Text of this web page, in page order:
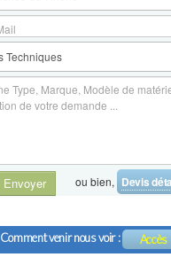
Envoyer ou bien, Devis
Comment venir nous voir : Accès